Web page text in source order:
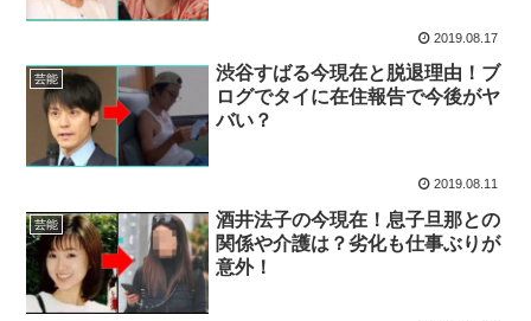
2019.08.17
芸能
渋谷すばる今現在と脱退理由！ブ
ログでタイに在住報告で今後がヤ
バい？
2019.08.11
芸能
酒井法子の今現在！息子旦那との
関係や介護は？劣化も仕事ぶりが
意外！